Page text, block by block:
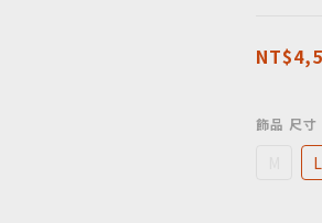
飾品 尺寸
L